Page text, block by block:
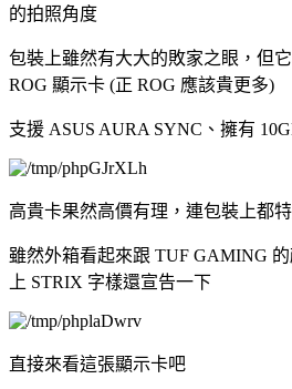
的拍照角度
包裝上雖然有大大的敗家之眼，但
ROG 顯示卡 (正 ROG 應該貴更多)
支援 ASUS AURA SYNC、擁有
高貴卡果然高價有理，連包裝上都
雖然外箱看起來跟 TUF GAMING
上 STRIX 字樣還宣告一下
直接來看這張顯示卡吧